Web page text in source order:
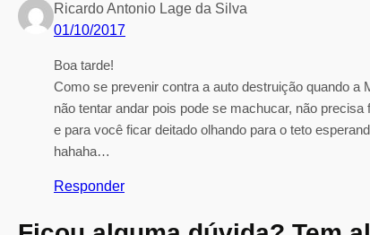
Ricardo Antonio Lage da Silva
01/10/2017
Boa tarde!
Como se prevenir contra a auto destruição quando
não tentar andar pois pode se machucar, não
e para você ficar deitado olhando para o teto
hahaha…
Responder